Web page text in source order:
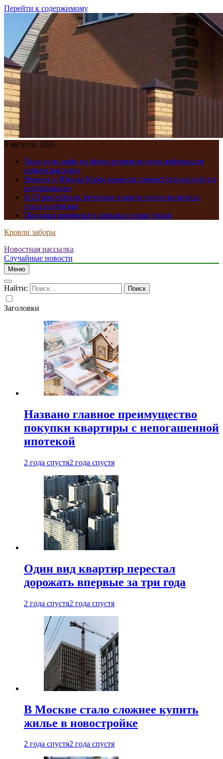
Перейти к содержимому
9 августа, 2026
Чаще пить кофе на фоне снижения цены кофемашин
начали россияне
Япония и Южная Корея провели совместную валютную
интервенцию
В 23 российских регионах в конце июля снизились
цены на бензин
Продажи армянского коньяка и вина упали
Кровли заборы
Новостная рассылка
Случайные новости
Меню
Найти:
Заголовки
Названо главное преимущество
покупки квартиры с непогашенной
ипотекой
2 года спустя2 года спустя
Один вид квартир перестал
дорожать впервые за три года
2 года спустя2 года спустя
В Москве стало сложнее купить
жилье в новостройке
2 года спустя2 года спустя